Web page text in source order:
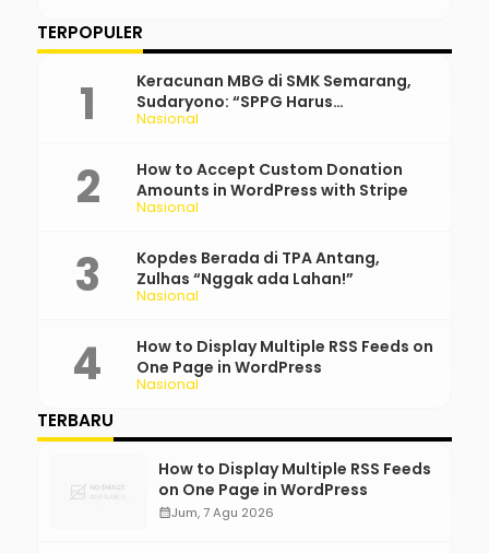
TERPOPULER
Nasional
Keracunan MBG di SMK Semarang,
Sudaryono: “SPPG Harus
Bertanggung Jawab!”
Nasional
How to Accept Custom Donation
Amounts in WordPress with Stripe
Nasional
Kopdes Berada di TPA Antang,
Zulhas “Nggak ada Lahan!”
Nasional
How to Display Multiple RSS Feeds on
One Page in WordPress
TERBARU
How to Display Multiple RSS Feeds
on One Page in WordPress
calendar_monthJum, 7 Agu 2026